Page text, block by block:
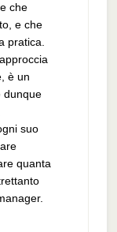
che
e che
pratica.
è un
dunque
suo
quanta